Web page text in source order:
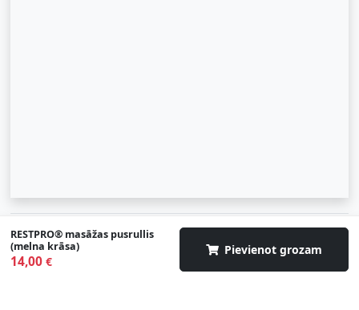
RESTPRO® masāžas pusrullis
(melna krāsa)
14,00€
Pievienot grozam
© 2007-2026 SIA "Zinva" | Morex.lv